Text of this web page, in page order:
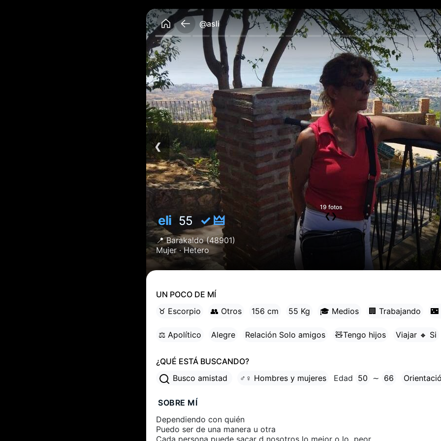
@asli
eli 55 ✓ 🜲
📍Barakaldo (48901)
Mujer ·Hetero
❮
19 fotos
❮❯
UN POCO DE MÍ
♉ Escorpio
👥 Otros 156 cm 55 Kg 🎓 Medios 🏢 Trabajando 🌃
⚖ Apolítico Alegre Relación Solo amigos 🧸Tengo hijos Viajar 🔸 Si
¿QUÉ ESTÁ BUSCANDO?
Busco amistad
♂♀ Hombres y mujeres Edad 50 ∼ 66
SOBRE MÍ
Dependiendo con quién
Puedo ser de una manera u otra
Cada persona puede sacar d nosotros lo mejor o lo peor